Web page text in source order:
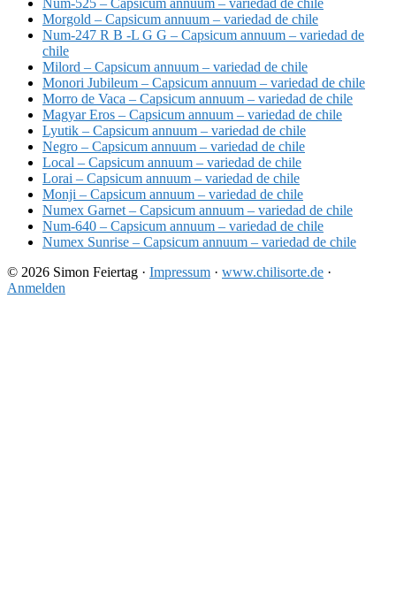
Num-525 – Capsicum annuum – variedad de chile
Morgold – Capsicum annuum – variedad de chile
Num-247 R B -L G G – Capsicum annuum – variedad de
chile
Milord – Capsicum annuum – variedad de chile
Monori Jubileum – Capsicum annuum – variedad de chile
Morro de Vaca – Capsicum annuum – variedad de chile
Magyar Eros – Capsicum annuum – variedad de chile
Lyutik – Capsicum annuum – variedad de chile
Negro – Capsicum annuum – variedad de chile
Local – Capsicum annuum – variedad de chile
Lorai – Capsicum annuum – variedad de chile
Monji – Capsicum annuum – variedad de chile
Numex Garnet – Capsicum annuum – variedad de chile
Num-640 – Capsicum annuum – variedad de chile
Numex Sunrise – Capsicum annuum – variedad de chile
© 2026 Simon Feiertag · Impressum · www.chilisorte.de ·
Anmelden